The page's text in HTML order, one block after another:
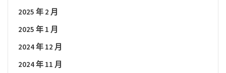
2025 年 2 月
2025 年 1 月
2024 年 12 月
2024 年 11 月